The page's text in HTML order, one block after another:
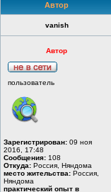
Автор
vanish
Автор
пользователь
Зарегистрирован: 09 ноя
2016, 17:48
Сообщения: 108
Откуда: Россия, Няндома
место жительства: Россия,
Няндома
практический опыт в